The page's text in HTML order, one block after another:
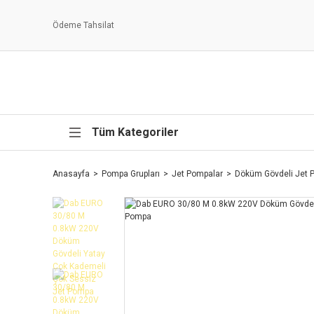
Ödeme Tahsilat
Tüm Kategoriler
Anasayfa Pompa Grupları Jet Pompalar Döküm Gövdeli Jet